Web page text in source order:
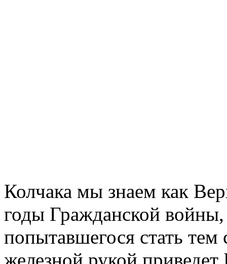
Колчака мы знаем как
годы Гражданской войны,
попытавшегося стать